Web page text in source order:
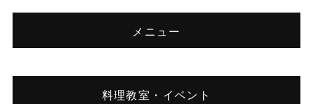
メニュー
料理教室・イベント